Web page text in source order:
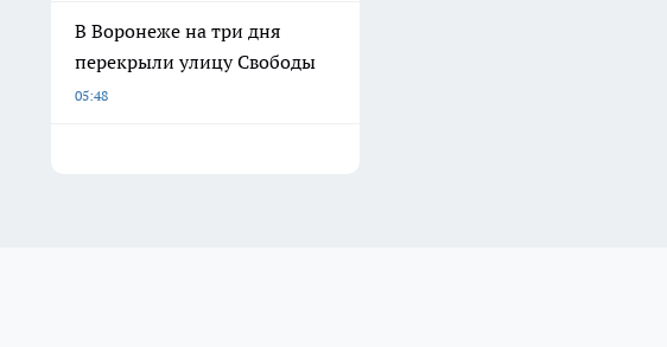
В Воронеже на три дня
перекрыли улицу Свободы
05:48